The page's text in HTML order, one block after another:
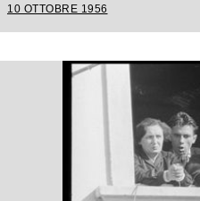
10 OTTOBRE 1956